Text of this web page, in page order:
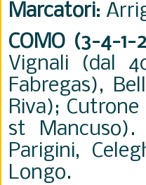
Marcatori:
COMO (3-4-1-
Vignali (dal
Fabregas),
Riva);
st Mancuso).
Parigini,
Longo.